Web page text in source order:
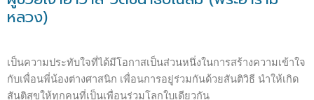
หลวง)
เป็นความประทับใจที่ได้มีโอกาสเป็นส่วนหนึ่งในการสร้างความเข้าใจ
กับเพื่อนพี่น้องต่างศาสนิก เพื่อนการอยู่ร่วมกันด้วยสันติวิธี นำให้เกิด
สันติสุขให้ทุกคนที่เป็นเพื่อนร่วมโลกใบเดียวกัน